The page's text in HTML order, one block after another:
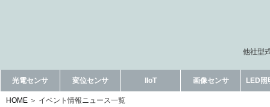
他社型
光電センサ 変位センサ IIoT 画像センサ LED照
HOME イベント情報ニュース一覧